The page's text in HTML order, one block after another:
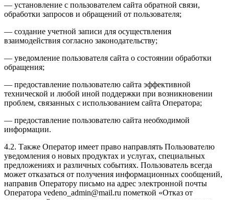
— установление с пользователем сайта обратной связи,
обработки запросов и обращений от пользователя;
— создание учетной записи для осуществления
взаимодействия согласно законодательству;
— уведомление пользователя сайта о состоянии обработки
обращения;
— предоставление пользователю сайта эффективной
технической и любой иной поддержки при возникновении
проблем, связанных с использованием сайта Оператора;
— предоставление пользователю сайта необходимой
информации.
4.2. Также Оператор имеет право направлять Пользователю
уведомления о новых продуктах и услугах, специальных
предложениях и различных событиях. Пользователь всегда
может отказаться от получения информационных сообщений,
направив Оператору письмо на адрес электронной почты
Оператора vedeno_admin@mail.ru пометкой «Отказ от